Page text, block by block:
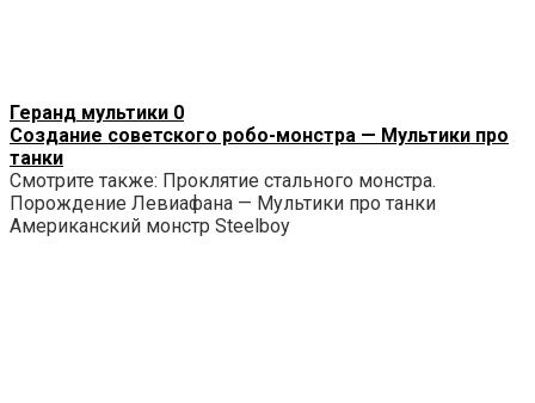
Геранд мультики 0
Создание советского робо-монстра — Мультики про
танки
Смотрите также: Проклятие стального монстра.
Порождение Левиафана — Мультики про танки
Американский монстр Steelboy